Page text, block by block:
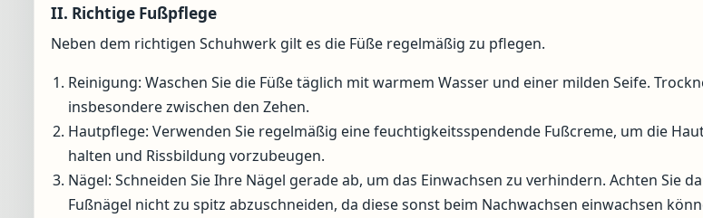
II. Richtige Fußpflege
Neben dem richtigen Schuhwerk gilt es die Füße regelmäßig zu pflegen.
Reinigung: Waschen Sie die Füße täglich mit warmem Wasser und einer milden Seife.
insbesondere zwischen den Zehen.
Hautpflege: Verwenden Sie regelmäßig eine feuchtigkeitsspendende Fußcreme, um die
halten und Rissbildung vorzubeugen.
Nägel: Schneiden Sie Ihre Nägel gerade ab, um das Einwachsen zu verhindern. Achten Sie
Fußnägel nicht zu spitz abzuschneiden, da diese sonst beim Nachwachsen einwachsen